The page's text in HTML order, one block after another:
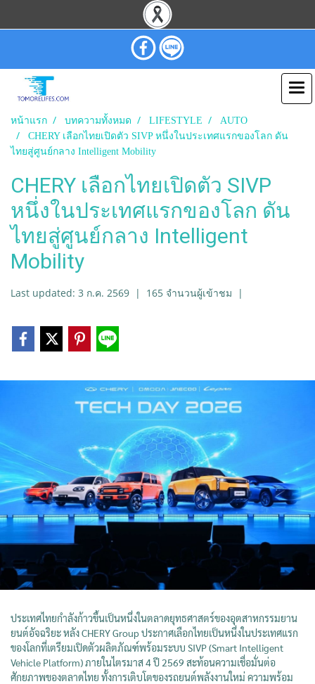
หน้าแรก บทความทั้งหมด LIFESTYLE
AUTO
CHERY เลือกไทยเปิดตัว SIVP หนึ่งในประเทศแรกของโลก ดัน
ไทยสู่ศูนย์กลาง Intelligent Mobility
CHERY เลือกไทยเปิดตัว SIVP
หนึ่งในประเทศแรกของโลก ดัน
ไทยสู่ศูนย์กลาง Intelligent
Mobility
Last updated: 3 ก.ค. 2569 | 165 จำนวนผู้เข้าชม |
ประเทศไทยกำลังก้าวขึ้นเป็นหนึ่งในตลาดยุทธศาสตร์ของอุตสาหกรรมยาน
ยนต์อัจฉริยะ หลัง CHERY Group ประกาศเลือกไทยเป็นหนึ่งในประเทศแรก
ของโลกที่เตรียมเปิดตัวผลิตภัณฑ์พร้อมระบบ SIVP (Smart Intelligent
Vehicle Platform) ภายในไตรมาส 4 ปี 2569 สะท้อนความเชื่อมั่นต่อ
ศักยภาพของตลาดไทย ทั้งการเติบโตของรถยนต์พลังงานใหม่ ความพร้อม